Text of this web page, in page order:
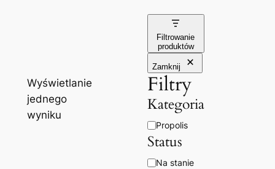
Wyświetlanie
jednego
wyniku
Filtrowanie
produktów
Zamknij
Filtry
Kategoria
Kategoria
Propolis
Status
Dostępność
Na stanie